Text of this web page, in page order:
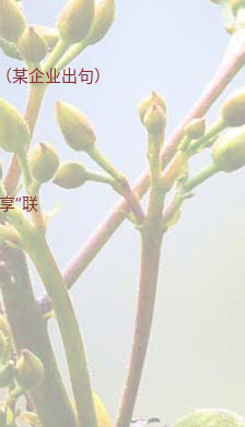
接
版
言
本
blog
企业出句）
”联